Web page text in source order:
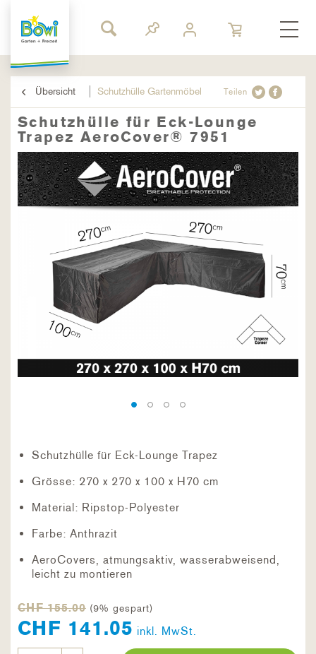
Übersicht Schutzhülle Gartenmöbel Teilen
Schutzhülle für Eck-Lounge
Trapez AeroCover® 7951
Schutzhülle für Eck-Lounge Trapez
Grösse: 270 x 270 x 100 x H70 cm
Material: Ripstop-Polyester
Farbe: Anthrazit
AeroCovers, atmungsaktiv, wasserabweisend,
leicht zu montieren
CHF 155.00 (9% gespart)
CHF 141.05 inkl. MwSt.